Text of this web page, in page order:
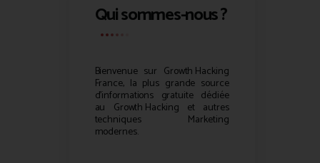
Qui sommes-nous ?
Bienvenue sur Growth Hacking
France, la plus grande source
d’informations gratuite dédiée
au Growth Hacking et autres
techniques Marketing
modernes.